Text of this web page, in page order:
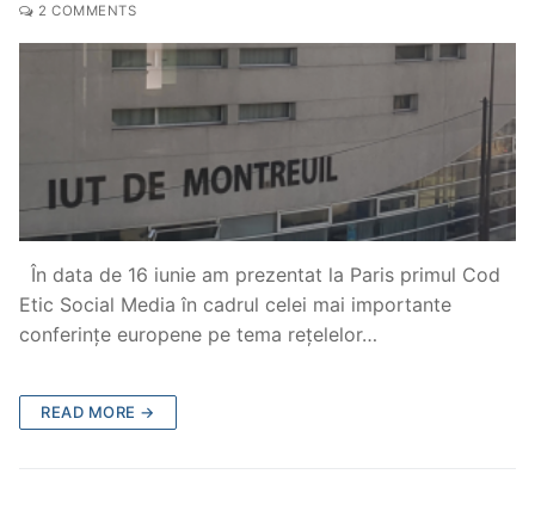
2 COMMENTS
În data de 16 iunie am prezentat la Paris primul Cod
Etic Social Media în cadrul celei mai importante
conferințe europene pe tema rețelelor…
READ MORE →